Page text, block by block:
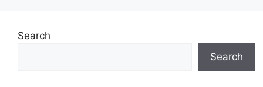
Search
Search